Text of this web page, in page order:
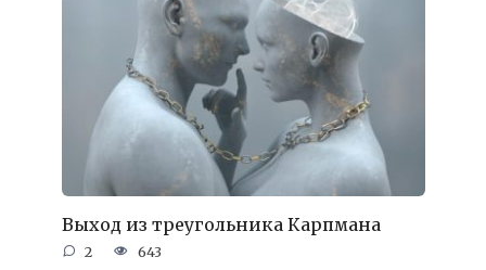
Выход из треугольника Карпмана
2 643